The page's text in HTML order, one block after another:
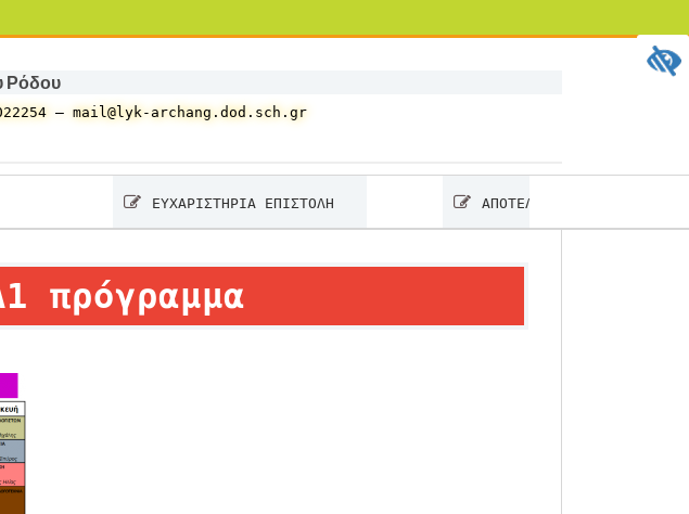
Ρόδου
– mail@lyk-archang.dod.sch.gr
ΕΥΧΑΡΙΣΤΗΡΙΑ ΕΠΙΣΤΟΛΗ ΑΠΟΤΕΛΕΣΜΑΤΑ ΠΑΝΕΛΛΑΔΙΚΩΝ 2026
πρόγραμμα